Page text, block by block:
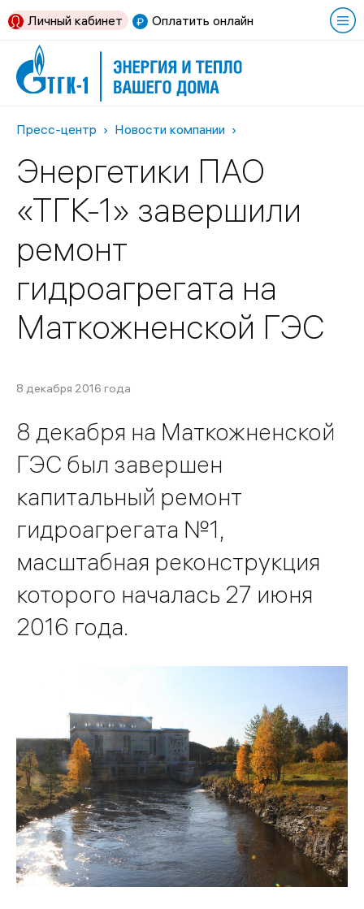
Оплатить онлайн
Личный кабинет
Пресс-центр Новости компании
Энергетики ПАО
«ТГК-1» завершили
ремонт
гидроагрегата на
Маткожненской ГЭС
8 декабря 2016 года
8 декабря на Маткожненской
ГЭС был завершен
капитальный ремонт
гидроагрегата №1,
масштабная реконструкция
которого началась 27 июня
2016 года.